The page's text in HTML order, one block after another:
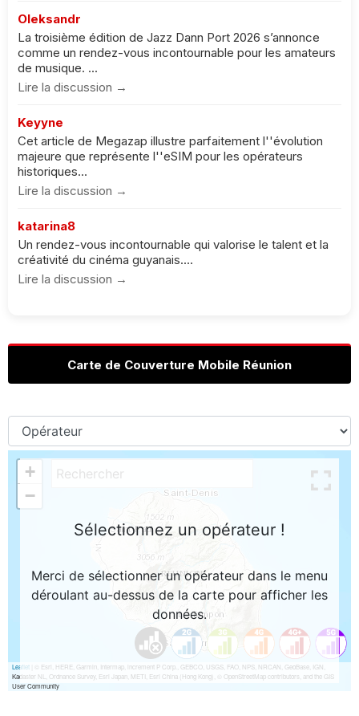
Oleksandr
La troisième édition de Jazz Dann Port 2026 s’annonce
comme un rendez-vous incontournable pour les amateurs
de musique. ...
Lire la discussion →
Keyyne
Cet article de Megazap illustre parfaitement l''évolution
majeure que représente l''eSIM pour les opérateurs
historiques...
Lire la discussion →
katarina8
Un rendez-vous incontournable qui valorise le talent et la
créativité du cinéma guyanais....
Lire la discussion →
Carte de Couverture Mobile Réunion